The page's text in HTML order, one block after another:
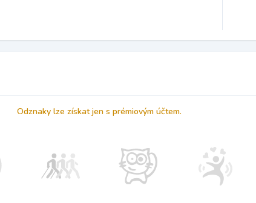
Odznaky lze získat jen s prémiovým účtem.